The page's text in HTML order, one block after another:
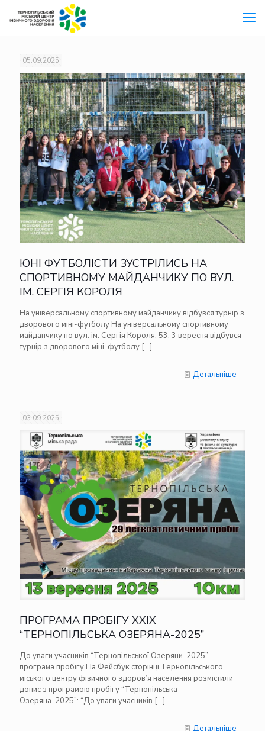
05.09.2025
ЮНІ ФУТБОЛІСТИ ЗУСТРІЛИСЬ НА
СПОРТИВНОМУ МАЙДАНЧИКУ ПО ВУЛ.
ІМ. СЕРГІЯ КОРОЛЯ
На універсальному спортивному майданчику відбувся турнір з
дворового міні-футболу На універсальному спортивному
майданчику по вул. ім. Сергія Короля, 53, 3 вересня відбувся
турнір з дворового міні-футболу […]
Детальніше
03.09.2025
ПРОГРАМА ПРОБІГУ XXIX
“ТЕРНОПІЛЬСЬКА ОЗЕРЯНА-2025”
До уваги учасників “Тернопільської Озеряни-2025” –
програма пробігу На Фейсбук сторінці Тернопільського
міського центру фізичного здоров’я населення розмістили
допис з програмою пробігу “Тернопільська
Озеряна-2025”: “До уваги учасників […]
Детальніше